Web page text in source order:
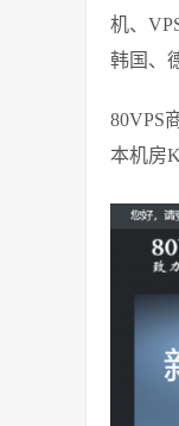
机、
韩国、
80VPS
本机房